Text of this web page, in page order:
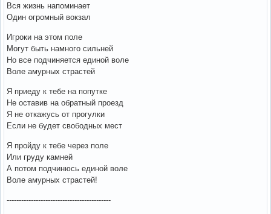
Вся жизнь напоминает
Один огромный вокзал
Игроки на этом поле
Могут быть намного сильней
Но все подчиняется единой воле
Воле амурных страстей
Я приеду к тебе на попутке
Не оставив на обратный проезд
Я не откажусь от прогулки
Если не будет свободных мест
Я пройду к тебе через поле
Или груду камней
А потом подчинюсь единой воле
Воле амурных страстей!
-------------------------------------------